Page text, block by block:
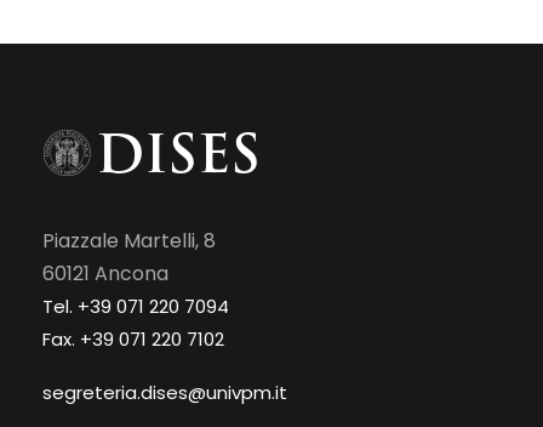
Piazzale Martelli, 8
60121 Ancona
Tel. +39 071 220 7094
Fax. +39 071 220 7102
segreteria.dises@univpm.it